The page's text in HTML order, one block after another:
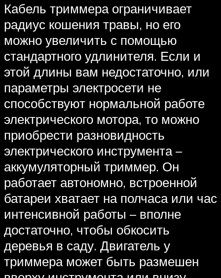
Кабель триммера ограничивает
радиус кошения травы, но его
можно увеличить с помощью
стандартного удлинителя. Если и
этой длины вам недостаточно, или
параметры электросети не
способствуют нормальной работе
электрического мотора, то можно
приобрести разновидность
электрического инструмента –
аккумуляторный триммер. Он
работает автономно, встроенной
батареи хватает на полчаса или час
интенсивной работы – вполне
достаточно, чтобы обкосить
деревья в саду. Двигатель у
триммера может быть размешен